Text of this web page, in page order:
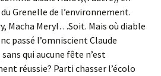
Grenelle de l’environnement.
Macha Meryl…Soit. Mais où diable
passé l’omniscient Claude
qui aucune fête n’est
réussie? Parti chasser l’écolo